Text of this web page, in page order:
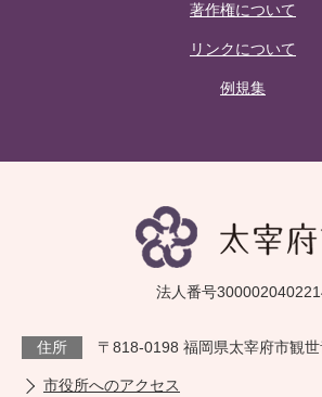
著作権について
リンクについて
例規集
法人番号
住所 〒818-0198 福岡県太宰府市観
市役所へのアクセス